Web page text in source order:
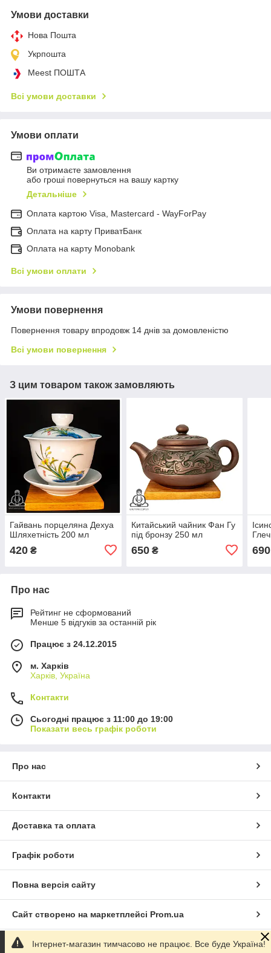
Умови доставки
Нова Пошта
Укрпошта
Meest ПОШТА
Всі умови доставки
Умови оплати
Ви отримаєте замовлення
або гроші повернуться на вашу картку
Детальніше
Оплата картою Visa, Mastercard - WayForPay
Оплата на карту ПриватБанк
Оплата на карту Monobank
Всі умови оплати
Умови повернення
Повернення товару впродовж 14 днів за домовленістю
Всі умови повернення
З цим товаром також замовляють
Гайвань порцеляна Дехуа
Шляхетність 200 мл
420 ₴
Китайський чайник Фан Гу
під бронзу 250 мл
650₴ 690
Про нас
Рейтинг не сформований
Менше 5 відгуків за останній рік
Працює з 24.12.2015
м. Харків
Харків, Україна
Контакти
Сьогодні працює з 11:00 до 19:00
Показати весь графік роботи
Про нас
Контакти
Доставка та оплата
Графік роботи
Повна версія сайту
Сайт створено на маркетплейсі Prom.ua
Політика конфіденційності
Інтернет-магазин тимчасово не працює. Все буде Україна!